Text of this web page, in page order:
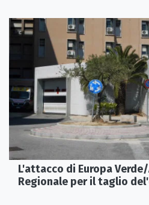
L'attacco di Europa
Regionale per il taglio